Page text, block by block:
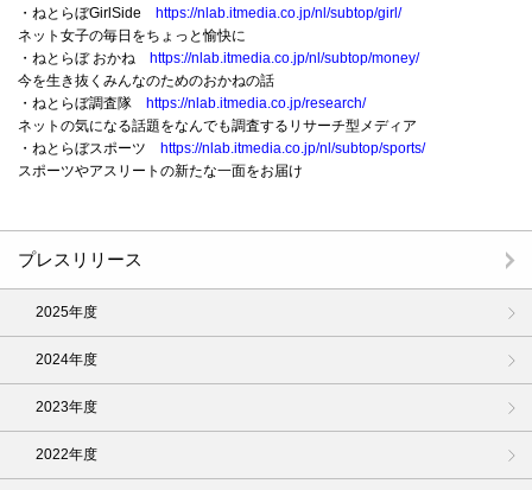
・ねとらぼGirlSide https://nlab.itmedia.co.jp/nl/subtop/girl/
ネット女子の毎日をちょっと愉快に
・ねとらぼ おかね https://nlab.itmedia.co.jp/nl/subtop/money/
今を生き抜くみんなのためのおかねの話
・ねとらぼ調査隊 https://nlab.itmedia.co.jp/research/
ネットの気になる話題をなんでも調査するリサーチ型メディア
・ねとらぼスポーツ https://nlab.itmedia.co.jp/nl/subtop/sports/
スポーツやアスリートの新たな一面をお届け
プレスリリース
2025年度
2024年度
2023年度
2022年度